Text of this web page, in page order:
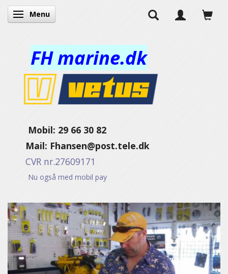
Toggle navigation
Menu
FH marine.dk
Mobil: 29 66 30 82
Mail: Fhansen@post.tele.dk
CVR nr.27609171
Nu også med mobil pay